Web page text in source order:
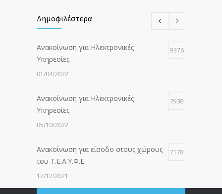
Δημοφιλέστερα
Ανακοίνωση για Ηλεκτρονικές
Υπηρεσίες
9376
01/04/2022
Ανακοίνωση για Ηλεκτρονικές
Υπηρεσίες
7938
05/10/2022
Ανακοίνωση για είσοδο στους χώρους
του Τ.Ε.Α.Υ.Φ.Ε.
7178
12/12/2021